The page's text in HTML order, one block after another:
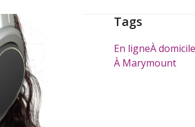
Tags
En ligneÀ domicile
À Marymount